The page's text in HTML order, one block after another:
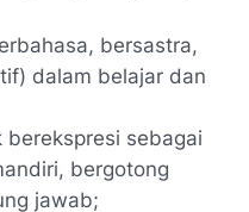
bersastra,
dalam belajar dan
berekspresi sebagai
bergotong
jawab;